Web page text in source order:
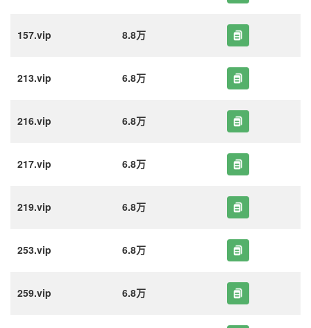
157.vip 8.8万
213.vip 6.8万
216.vip 6.8万
217.vip 6.8万
219.vip 6.8万
253.vip 6.8万
259.vip 6.8万